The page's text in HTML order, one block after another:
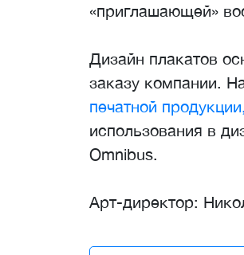
«приглашающей»
Дизайн плакатов
заказу компании.
печатной
использования в
Omnibus.
Арт-директор: